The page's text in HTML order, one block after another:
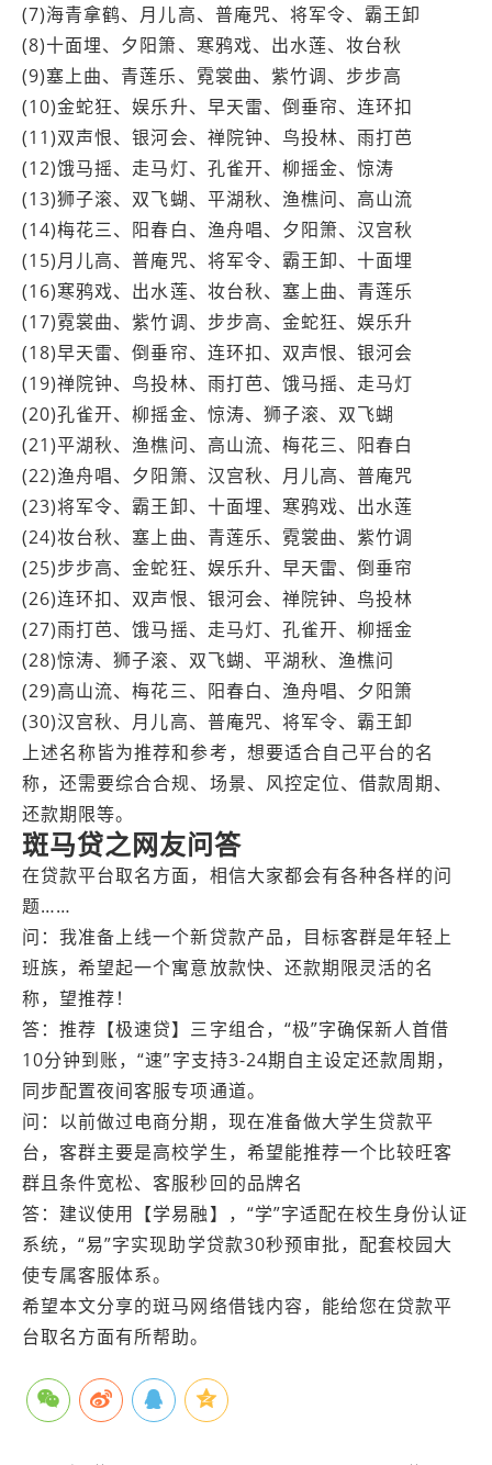
(7)海青拿鹤、月儿高、普庵咒、将军令、霸王卸
(8)十面埋、夕阳箫、寒鸦戏、出水莲、妆台秋
(9)塞上曲、青莲乐、霓裳曲、紫竹调、步步高
(10)金蛇狂、娱乐升、早天雷、倒垂帘、连环扣
(11)双声恨、银河会、禅院钟、鸟投林、雨打芭
(12)饿马摇、走马灯、孔雀开、柳摇金、惊涛
(13)狮子滚、双飞蝴、平湖秋、渔樵问、高山流
(14)梅花三、阳春白、渔舟唱、夕阳箫、汉宫秋
(15)月儿高、普庵咒、将军令、霸王卸、十面埋
(16)寒鸦戏、出水莲、妆台秋、塞上曲、青莲乐
(17)霓裳曲、紫竹调、步步高、金蛇狂、娱乐升
(18)早天雷、倒垂帘、连环扣、双声恨、银河会
(19)禅院钟、鸟投林、雨打芭、饿马摇、走马灯
(20)孔雀开、柳摇金、惊涛、狮子滚、双飞蝴
(21)平湖秋、渔樵问、高山流、梅花三、阳春白
(22)渔舟唱、夕阳箫、汉宫秋、月儿高、普庵咒
(23)将军令、霸王卸、十面埋、寒鸦戏、出水莲
(24)妆台秋、塞上曲、青莲乐、霓裳曲、紫竹调
(25)步步高、金蛇狂、娱乐升、早天雷、倒垂帘
(26)连环扣、双声恨、银河会、禅院钟、鸟投林
(27)雨打芭、饿马摇、走马灯、孔雀开、柳摇金
(28)惊涛、狮子滚、双飞蝴、平湖秋、渔樵问
(29)高山流、梅花三、阳春白、渔舟唱、夕阳箫
(30)汉宫秋、月儿高、普庵咒、将军令、霸王卸
上述名称皆为推荐和参考，想要适合自己平台的名
称，还需要综合合规、场景、风控定位、借款周期、
还款期限等。
斑马贷之网友问答
在贷款平台取名方面，相信大家都会有各种各样的问
题……
问：我准备上线一个新贷款产品，目标客群是年轻上
班族，希望起一个寓意放款快、还款期限灵活的名
称，望推荐！
答：推荐【极速贷】三字组合，“极”字确保新人首借
10分钟到账，“速”字支持3-24期自主设定还款周期，
同步配置夜间客服专项通道。
问：以前做过电商分期，现在准备做大学生贷款平
台，客群主要是高校学生，希望能推荐一个比较旺客
群且条件宽松、客服秒回的品牌名
答：建议使用【学易融】，“学”字适配在校生身份认证
系统，“易”字实现助学贷款30秒预审批，配套校园大
使专属客服体系。
希望本文分享的斑马网络借钱内容，能给您在贷款平
台取名方面有所帮助。